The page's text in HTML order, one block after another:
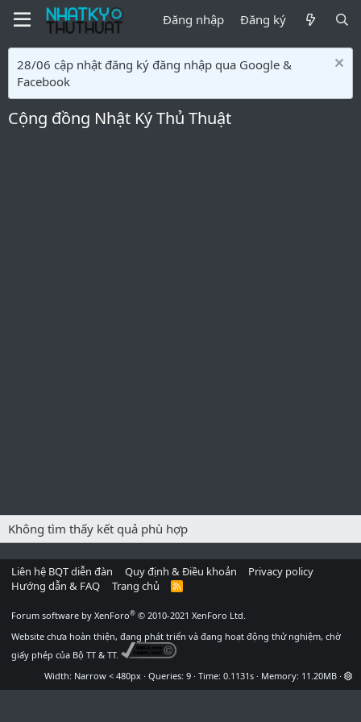
Đăng nhập Đăng ký
28/06 cập nhật đăng ký đăng nhập qua Google &
Facebook
Cộng đồng Nhật Ký Thủ Thuật
Không tìm thấy kết quả phù hợp
Liên hệ BQT diễn đàn Quy định & Điều khoản
Privacy policy
Hướng dẫn & FAQ
Trang chủ
R
Forum software by XenForo® © 2010-2021 XenForo Ltd.
Website chưa hoàn thiện, đang phát triển và đang hoạt động thử nghiệm, chờ
giấy phép của Bộ TT & TT.
Width
Queries 9 Time 0.1131s Memory 11.20MB